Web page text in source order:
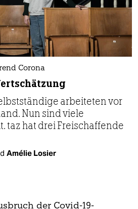
Corona
arbeiteten vor
Nun sind viele
taz hat drei Freischaffende
Amélie Losier
der Covid-19-